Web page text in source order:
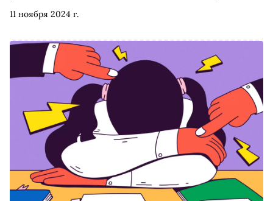
11 ноября 2024 г.
предложила читателям поделиться своим мнением о том,
ситуации. Писем пришло очень много, а мнения, как
всегда, разделились. Колумнист «Сноба» собрала
главное из отзывов читателей, а также дала
собственную пошаговую инструкцию, как ребенку
выстраивать общение со сверстниками и учиться
отстаивать собственные границы и как родители могут
ему в этом помочь